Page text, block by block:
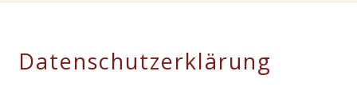
Datenschutzerklärung